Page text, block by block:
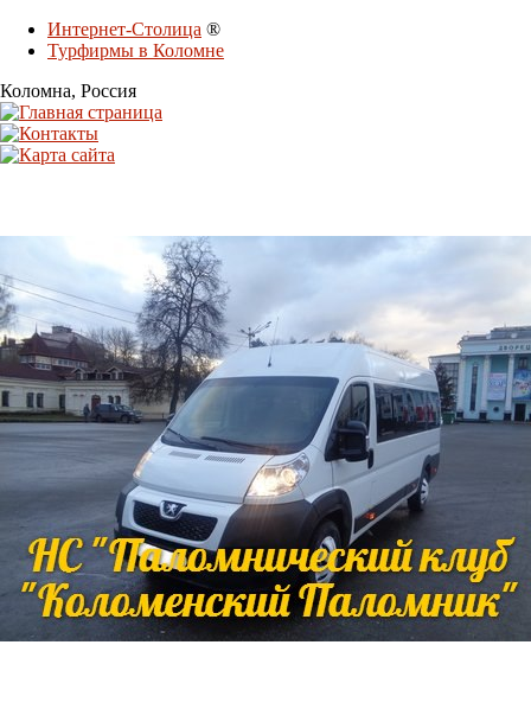
Интернет-Столица ®
Турфирмы в Коломне
Коломна, Россия